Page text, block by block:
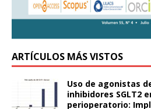
ARTÍCULOS MÁS VISTOS
Uso de agonistas
inhibidores SGLT2
perioperatorio: